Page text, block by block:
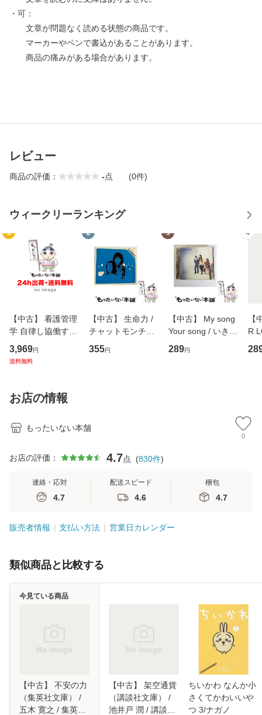
・可：
文章が問題なく読める状態の商品です。
マーカーやペンで書込があることがあります。
商品の痛みがある場合があります。
レビュー
商品の評価： -点 (0件)
ウィークリーランキング
1
【中古】 看護管理
学 自律し協働する
専門職の看護マネ
ジメントスキル 改
恵 藤本幸三 / 南江
堂 [単行
3,969円
送料無料
2
【中古】 生命力 /
チャットモンチー /
キューンレコード
[CD]【メール便送
355円
3
【中古】 My song
Your song / いきも
のがかり / [CD]
【メール便送料無
289円
4
【
R
産
お店の情報
もったいない本舗
0
お店の評価： 4.7点 (830件)
連絡・応対
4.7
配送スピード
4.6
梱包
4.7
販売者情報 支払い方法 営業日カレンダー
類似商品と比較する
【中古】 不安の力
（集英社文庫） /
五木 寛之 / 集英社
今見ている商品
【中古】 架空通貨
（講談社文庫） /
池井戸 潤 / 講談社
ちいかわ なんか小
さくてかわいいや
つ 3/ナガノ